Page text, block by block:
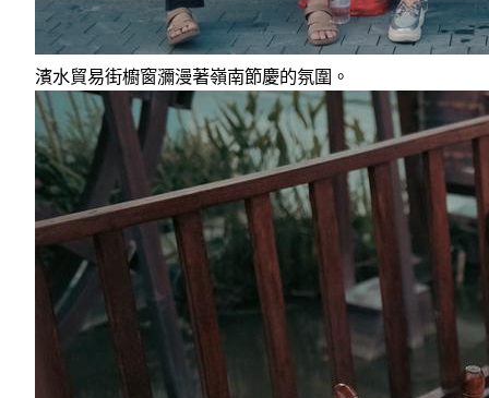
濱水貿易街櫥窗瀰漫著嶺南節慶的氛圍。